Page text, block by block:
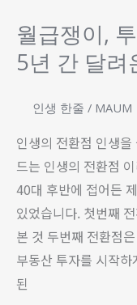
월급쟁이,
5년 간 달려
인생 한줄 / MAUM
인생의 전환점 인생
드는 인생의 전환점
40대 후반에 접어든
있었습니다. 첫번째
본 것 두번째 전환점
부동산 투자를 시작
된
쟁
이,
마
케
터,
사
업
가
5